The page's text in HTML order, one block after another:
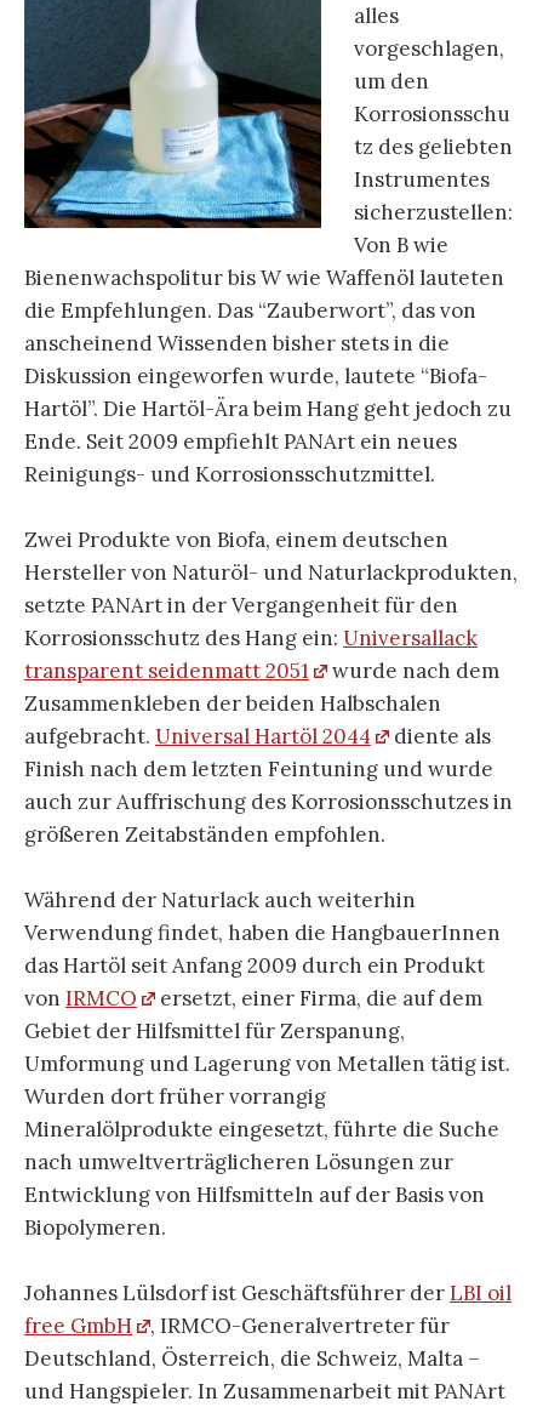
alles
vorgeschlagen,
um den
Korrosionsschu
tz des geliebten
Instrumentes
sicherzustellen:
Von B wie
Bienenwachspolitur bis W wie Waffenöl lauteten
die Empfehlungen. Das “Zauberwort”, das von
anscheinend Wissenden bisher stets in die
Diskussion eingeworfen wurde, lautete “Biofa-
Hartöl”. Die Hartöl-Ära beim Hang geht jedoch zu
Ende. Seit 2009 empfiehlt PANArt ein neues
Reinigungs- und Korrosionsschutzmittel.
Zwei Produkte von Biofa, einem deutschen
Hersteller von Naturöl- und Naturlackprodukten,
setzte PANArt in der Vergangenheit für den
Korrosionsschutz des Hang ein: Universallack
transparent seidenmatt 2051
wurde nach dem
Zusammenkleben der beiden Halbschalen
aufgebracht. Universal Hartöl 2044
diente als
Finish nach dem letzten Feintuning und wurde
auch zur Auffrischung des Korrosionsschutzes in
größeren Zeitabständen empfohlen.
Während der Naturlack auch weiterhin
Verwendung findet, haben die HangbauerInnen
das Hartöl seit Anfang 2009 durch ein Produkt
von IRMCO
ersetzt, einer Firma, die auf dem
Gebiet der Hilfsmittel für Zerspanung,
Umformung und Lagerung von Metallen tätig ist.
Wurden dort früher vorrangig
Mineralölprodukte eingesetzt, führte die Suche
nach umweltverträglicheren Lösungen zur
Entwicklung von Hilfsmitteln auf der Basis von
Biopolymeren.
Johannes Lülsdorf ist Geschäftsführer derLBI oil
free GmbH
, IRMCO-Generalvertreter für
Deutschland, Österreich, die Schweiz, Malta –
und Hangspieler. In Zusammenarbeit mit PANArt